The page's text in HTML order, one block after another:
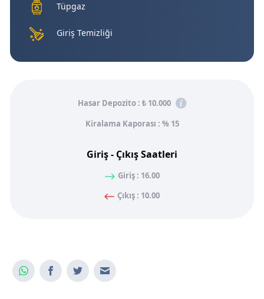
Tüpgaz
Giriş Temizliği
Hasar Depozito : ₺ 10.000
Kiralama Kaporası : % 15
Giriş - Çıkış Saatleri
Giriş : 16.00
Çıkış : 10.00